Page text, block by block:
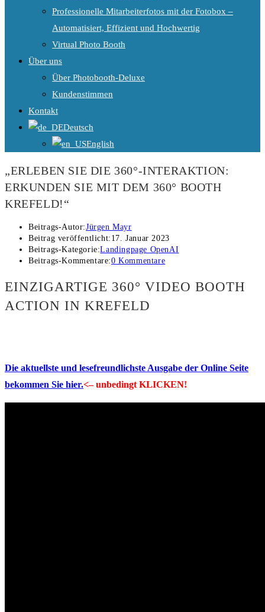
Professionelle Mitarbeiterfotos mit der Fotobox –
Automatisiert, Effizient und Hochwertig
Virtual Photo Booth
Über uns
Über Photobooth-Deluxe
Kundenstimmen
Kontakt
Deutsch
English
„ERLEBEN SIE DIE 360°-INTERAKTION:
ERKUNDEN SIE MIT DEM 360° BOOTH
KREFELD!“
Beitrags-Autor:Jürgen Mayr
Beitrag veröffentlicht: 17. Januar 2023
Beitrags-Kategorie:Landingpage OpenAI
Beitrags-Kommentare:0 Kommentare
EINZIGARTIGE 360° VIDEO BOOTH
ACTION IN KREFELD
Die aktuellste und lesefreundlichste Ausgabe der Online Seite
bekommen Sie hier.<– unbedingt KLICKEN!